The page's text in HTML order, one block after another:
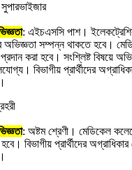
: এইচএসসি পাশ।
অভিজ্ঞতা সম্পন্ন থাকতে হবে।
করা হবে। সংশ্লিষ্ট বিষয়ে
বিভাগীয় প্রার্থীদের
: অষ্টম শ্রেণী। মেডিকেল
বিভাগীয় প্রার্থীদের